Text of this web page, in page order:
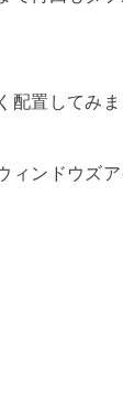
置してみま
ィンドウズ